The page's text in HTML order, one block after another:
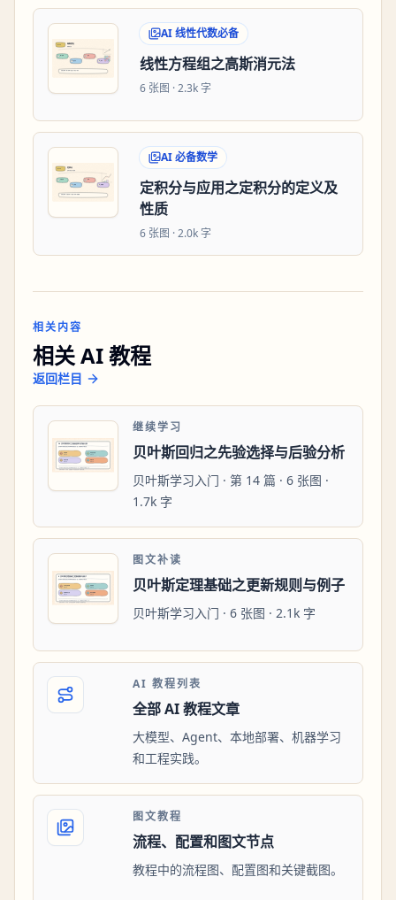
AI 线性代数必备
线性方程组之高斯消元法
6 张图 ·2.3k 字
AI 必备数学
定积分与应用之定积分的定义及
性质
6 张图 ·2.0k 字
相关内容
相关 AI 教程
返回栏目
继续学习
贝叶斯回归之先验选择与后验分析
贝叶斯学习入门 · 第 14 篇 · 6 张图 ·
1.7k 字
图文补读
贝叶斯定理基础之更新规则与例子
贝叶斯学习入门 · 6 张图 · 2.1k 字
AI 教程列表
全部 AI 教程文章
大模型、Agent、本地部署、机器学习
和工程实践。
图文教程
流程、配置和图文节点
教程中的流程图、配置图和关键截图。